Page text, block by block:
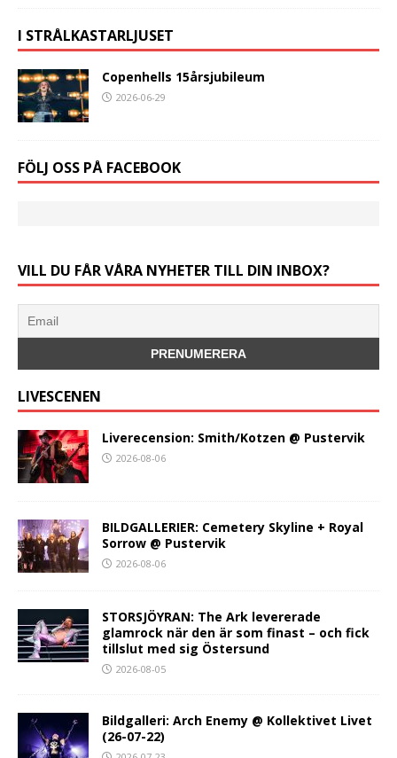
I STRÅLKASTARLJUSET
Copenhells 15årsjubileum
2026-06-29
FÖLJ OSS PÅ FACEBOOK
VILL DU FÅR VÅRA NYHETER TILL DIN INBOX?
LIVESCENEN
Liverecension: Smith/Kotzen @ Pustervik
2026-08-06
BILDGALLERIER: Cemetery Skyline + Royal
Sorrow @ Pustervik
2026-08-06
STORSJÖYRAN: The Ark levererade
glamrock när den är som finast – och fick
tillslut med sig Östersund
2026-08-05
Bildgalleri: Arch Enemy @ Kollektivet Livet
(26-07-22)